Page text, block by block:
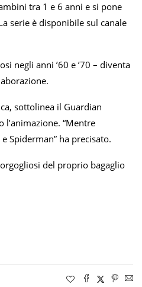
tra 1 e 6 anni e si pone
serie è disponibile sul canale
negli anni ’60 e ’70 – diventa
sottolinea il Guardian
“Mentre
Spiderman” ha precisato.
del proprio bagaglio